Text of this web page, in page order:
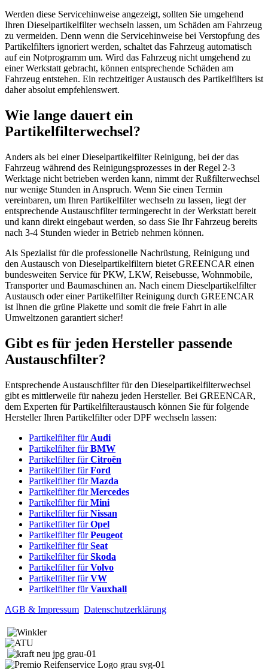
Werden diese Servicehinweise angezeigt, sollten Sie umgehend
Ihren Dieselpartikelfilter wechseln lassen, um Schäden am Fahrzeug
zu vermeiden. Denn wenn die Servicehinweise bei Verstopfung des
Partikelfilters ignoriert werden, schaltet das Fahrzeug automatisch
auf ein Notprogramm um. Wird das Fahrzeug nicht umgehend zu
einer Werkstatt gebracht, können entsprechende Schäden am
Fahrzeug entstehen. Ein rechtzeitiger Austausch des Partikelfilters ist
daher absolut empfehlenswert.
Wie lange dauert ein
Partikelfilterwechsel?
Anders als bei einer Dieselpartikelfilter Reinigung, bei der das
Fahrzeug während des Reinigungsprozesses in der Regel 2-3
Werktage nicht betrieben werden kann, nimmt der Rußfilterwechsel
nur wenige Stunden in Anspruch. Wenn Sie einen Termin
vereinbaren, um Ihren Partikelfilter wechseln zu lassen, liegt der
entsprechende Austauschfilter termingerecht in der Werkstatt bereit
und kann direkt eingebaut werden, so dass Sie Ihr Fahrzeug bereits
nach 3-4 Stunden wieder in Betrieb nehmen können.
Als Spezialist für die professionelle Nachrüstung, Reinigung und
den Austausch von Dieselpartikelfiltern bietet GREENCAR einen
bundesweiten Service für PKW, LKW, Reisebusse, Wohnmobile,
Transporter und Baumaschinen an. Nach einem Dieselpartikelfilter
Austausch oder einer Partikelfilter Reinigung durch GREENCAR
ist Ihnen die grüne Plakette und somit die freie Fahrt in alle
Umweltzonen garantiert sicher!
Gibt es für jeden Hersteller passende
Austauschfilter?
Entsprechende Austauschfilter für den Dieselpartikelfilterwechsel
gibt es mittlerweile für nahezu jeden Hersteller. Bei GREENCAR,
dem Experten für Partikelfilteraustausch können Sie für folgende
Hersteller Ihren Partikelfilter oder DPF wechseln lassen:
Partikelfilter für Audi
Partikelfilter fürBMW
Partikelfilter fürCitroën
Partikelfilter fürFord
Partikelfilter fürMazda
Partikelfilter fürMercedes
Partikelfilter fürMini
Partikelfilter fürNissan
Partikelfilter fürOpel
Partikelfilter fürPeugeot
Partikelfilter fürSeat
Partikelfilter fürSkoda
Partikelfilter fürVolvo
Partikelfilter fürVW
Partikelfilter fürVauxhall
AGB & Impressum Datenschutzerklärung